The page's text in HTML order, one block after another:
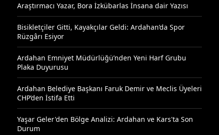
Araştırmacı Yazar, Bora İzkübarlas İnsana dair Yazısı
Bisikletçiler Gitti, Kayakçılar Geldi: Ardahan’da Spor
Rüzgârı Esiyor
Ardahan Emniyet Müdürlüğü’nden Yeni Harf Grubu
Plaka Duyurusu
Ardahan Belediye Başkanı Faruk Demir ve Meclis Üyeleri
CHP’den İstifa Etti
Yaşar Geler'den Bölge Analizi: Ardahan ve Kars'ta Son
Durum